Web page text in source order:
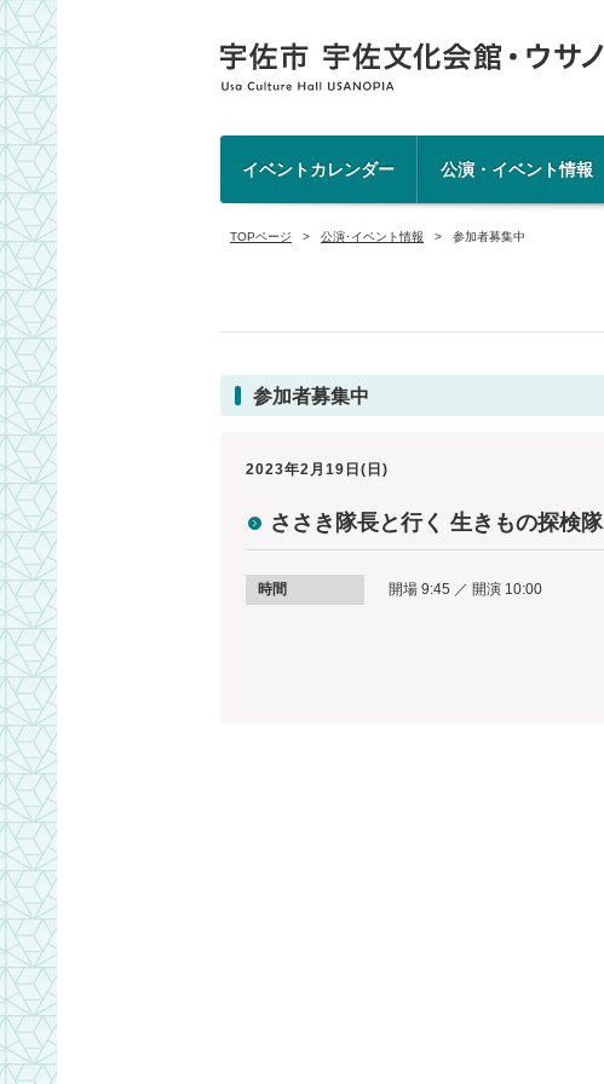
イベントカレンダー 公演・イベント情報
TOPページ 公演･イベント情報 参加者募集中
参加者募集中
2023年2月19日(日)
ささき隊長と行く 生きもの探検隊
時間 開場 9:45 ／ 開演 10:00